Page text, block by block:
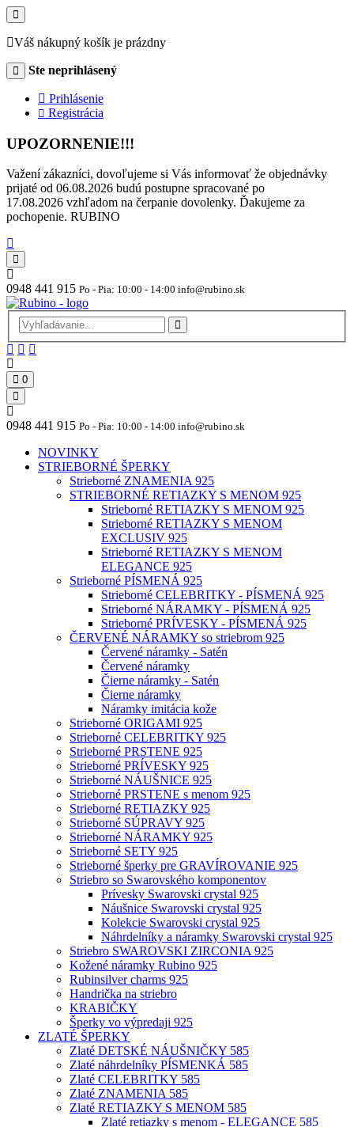
Váš nákupný košík je prázdny
Ste neprihlásený
Prihlásenie
Registrácia
UPOZORNENIE!!!
Važení zákazníci, dovoľujeme si Vás informovať že objednávky
prijaté od 06.08.2026 budú postupne spracované po
17.08.2026 vzhľadom na čerpanie dovolenky. Ďakujeme za
pochopenie. RUBINO
0948 441 915 Po - Pia: 10:00 - 14:00 info@rubino.sk
0
0948 441 915 Po - Pia: 10:00 - 14:00 info@rubino.sk
NOVINKY
STRIEBORNÉ ŠPERKY
Strieborné ZNAMENIA 925
STRIEBORNÉ RETIAZKY S MENOM 925
Strieborné RETIAZKY S MENOM 925
Strieborné RETIAZKY S MENOM
EXCLUSIV 925
Strieborné RETIAZKY S MENOM
ELEGANCE 925
Strieborné PÍSMENÁ 925
Strieborné CELEBRITKY - PÍSMENÁ 925
Strieborné NÁRAMKY - PÍSMENÁ 925
Strieborné PRÍVESKY - PÍSMENÁ 925
ČERVENÉ NÁRAMKY so striebrom 925
Červené náramky - Satén
Červené náramky
Čierne náramky - Satén
Čierne náramky
Náramky imitácia kože
Strieborné ORIGAMI 925
Strieborné CELEBRITKY 925
Strieborné PRSTENE 925
Strieborné PRÍVESKY 925
Strieborné NÁUŠNICE 925
Strieborné PRSTENE s menom 925
Strieborné RETIAZKY 925
Strieborné SÚPRAVY 925
Strieborné NÁRAMKY 925
Strieborné SETY 925
Strieborné šperky pre GRAVÍROVANIE 925
Striebro so Swarovského komponentov
Prívesky Swarovski crystal 925
Náušnice Swarovski crystal 925
Kolekcie Swarovski crystal 925
Náhrdelníky a náramky Swarovski crystal 925
Striebro SWAROVSKI ZIRCONIA 925
Kožené náramky Rubino 925
Rubinsilver charms 925
Handrička na striebro
KRABIČKY
Šperky vo výpredaji 925
ZLATÉ ŠPERKY
Zlaté DETSKÉ NÁUŠNIČKY 585
Zlaté náhrdelníky PÍSMENKÁ 585
Zlaté CELEBRITKY 585
Zlaté ZNAMENIA 585
Zlaté RETIAZKY S MENOM 585
Zlaté retiazky s menom - ELEGANCE 585